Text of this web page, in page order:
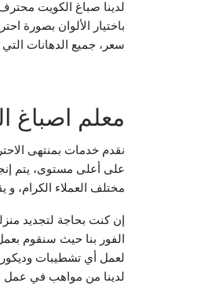
لدينا صباغ الكويت
باختيار الألوان بصورة
سعر، جميع الدهانات
معلم اصباغ
نقدم خدمات بمنتهى
على أعلى مستوى، يتم
مختلف العملاء الكرام،
إن كنت بحاجة لتجديد
الفور بنا حيث سنقوم
لعمل أي تشطيبات
لدينا من مواهب في عمل